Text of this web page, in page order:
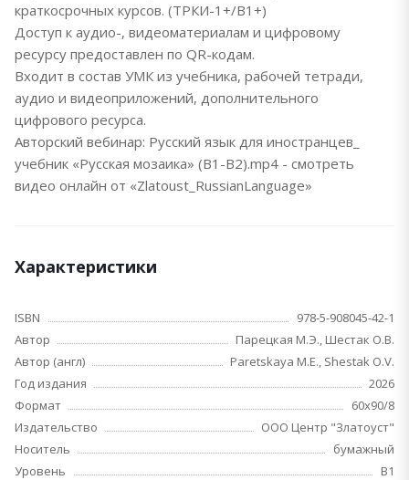
краткосрочных курсов. (ТРКИ-1+/В1+)
Доступ к аудио-, видеоматериалам и цифровому
ресурсу предоставлен по QR-кодам.
Входит в состав УМК из учебника, рабочей тетради,
аудио и видеоприложений, дополнительного
цифрового ресурса.
Авторский вебинар: Русский язык для иностранцев_
учебник «Русская мозаика» (В1-В2).mp4 - смотреть
видео онлайн от «Zlatoust_RussianLanguage»
Характеристики
ISBN
978-5-908045-42-1
Автор
Парецкая М.Э., Шестак О.В.
Автор (англ)
Paretskaya M.E., Shestak O.V.
Год издания
2026
Формат
60х90/8
Издательство
ООО Центр "Златоуст"
Носитель
бумажный
Уровень
B1